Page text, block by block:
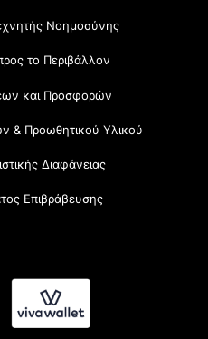
Νοημοσύνης
το Περιβάλλον
και Προσφορών
& Προωθητικού Υλικού
Διαφάνειας
Επιβράβευσης